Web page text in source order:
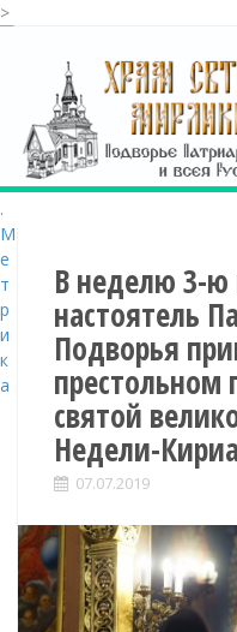
>
c
o
n
t
e
n
t
В неделю 3-ю
настоятель
Подворья
престольном
святой
Недели-
07.07.2019